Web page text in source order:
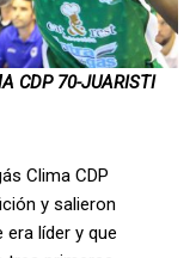
CDP 70-JUARISTI
Clima CDP
y salieron
líder y que